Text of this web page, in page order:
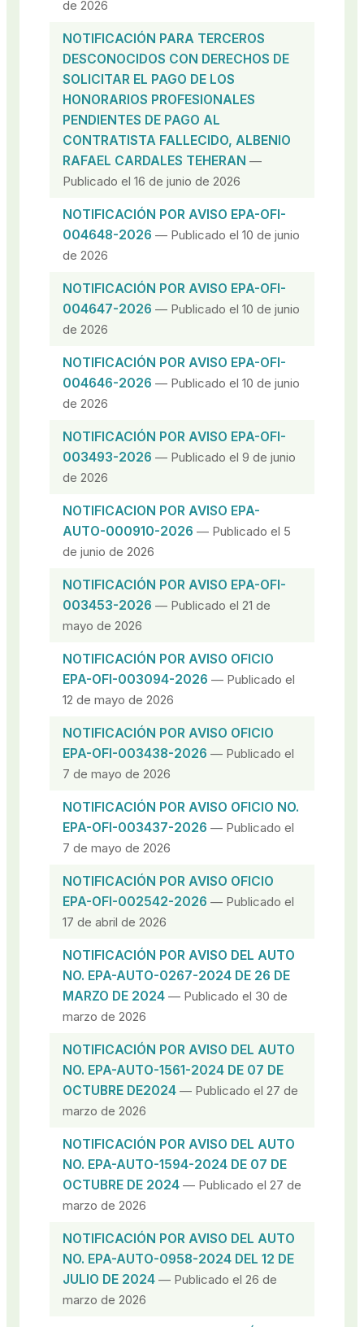
de 2026
NOTIFICACIÓN PARA TERCEROS
DESCONOCIDOS CON DERECHOS DE
SOLICITAR EL PAGO DE LOS
HONORARIOS PROFESIONALES
PENDIENTES DE PAGO AL
CONTRATISTA FALLECIDO, ALBENIO
RAFAEL CARDALES TEHERAN —
Publicado el 16 de junio de 2026
NOTIFICACIÓN POR AVISO EPA-OFI-
004648-2026 — Publicado el 10 de junio
de 2026
NOTIFICACIÓN POR AVISO EPA-OFI-
004647-2026 — Publicado el 10 de junio
de 2026
NOTIFICACIÓN POR AVISO EPA-OFI-
004646-2026 — Publicado el 10 de junio
de 2026
NOTIFICACIÓN POR AVISO EPA-OFI-
003493-2026 — Publicado el 9 de junio
de 2026
NOTIFICACION POR AVISO EPA-
AUTO-000910-2026 — Publicado el 5
de junio de 2026
NOTIFICACIÓN POR AVISO EPA-OFI-
003453-2026 — Publicado el 21 de
mayo de 2026
NOTIFICACIÓN POR AVISO OFICIO
EPA-OFI-003094-2026 — Publicado el
12 de mayo de 2026
NOTIFICACIÓN POR AVISO OFICIO
EPA-OFI-003438-2026 — Publicado el
7 de mayo de 2026
NOTIFICACIÓN POR AVISO OFICIO NO.
EPA-OFI-003437-2026 — Publicado el
7 de mayo de 2026
NOTIFICACIÓN POR AVISO OFICIO
EPA-OFI-002542-2026 — Publicado el
17 de abril de 2026
NOTIFICACIÓN POR AVISO DEL AUTO
NO. EPA-AUTO-0267-2024 DE 26 DE
MARZO DE 2024 — Publicado el 30 de
marzo de 2026
NOTIFICACIÓN POR AVISO DEL AUTO
NO. EPA-AUTO-1561-2024 DE 07 DE
OCTUBRE DE2024 — Publicado el 27 de
marzo de 2026
NOTIFICACIÓN POR AVISO DEL AUTO
NO. EPA-AUTO-1594-2024 DE 07 DE
OCTUBRE DE 2024 — Publicado el 27 de
marzo de 2026
NOTIFICACIÓN POR AVISO DEL AUTO
NO. EPA-AUTO-0958-2024 DEL 12 DE
JULIO DE 2024 — Publicado el 26 de
marzo de 2026